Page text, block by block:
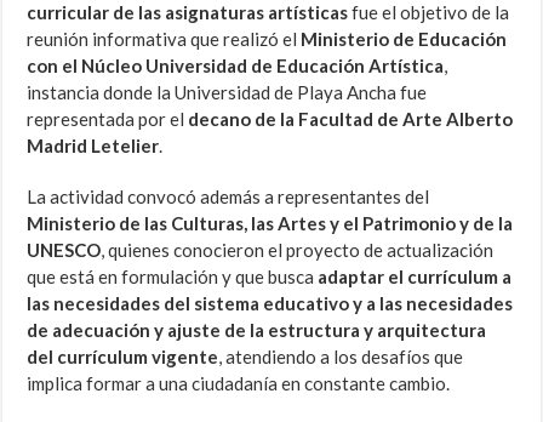
curricular de las asignaturas artísticasfue el objetivo de la
reunión informativa que realizó el Ministerio de Educación
con el Núcleo Universidad de Educación Artística,
instancia donde la Universidad de Playa Ancha fue
representada por el decano de la Facultad de Arte Alberto
Madrid Letelier.
La actividad convocó además a representantes del
Ministerio de las Culturas, las Artes y el Patrimonio y de la
UNESCO, quienes conocieron el proyecto de actualización
que está en formulación y que busca adaptar el currículum a
las necesidades del sistema educativo y a las necesidades
de adecuación y ajuste de la estructura y arquitectura
del currículum vigente, atendiendo a los desafíos que
implica formar a una ciudadanía en constante cambio.